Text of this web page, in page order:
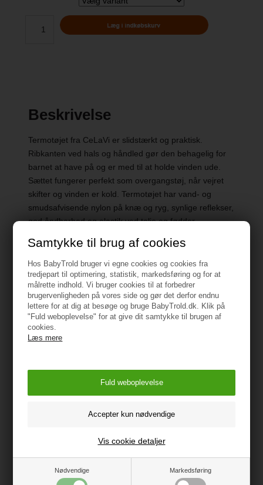
Samtykke til brug af cookies
Hos BabyTrold bruger vi egne cookies og cookies fra
tredjepart til optimering, statistik, markedsføring og for at
målrette indhold. Vi bruger cookies til at forbedrer
brugervenligheden på vores side og gør det derfor endnu
lettere for at dig at besøge og bruge BabyTrold.dk. Klik på
"Fuld weboplevelse" for at give dit samtykke til brugen af
cookies.
Læs mere
Nødvendige Markedsføring
Vis cookie detaljer
Beskrivelse
Termotøjet fra CeLaVi er slidstærkt og praktisk.
Ribkanten ved hals og håndled gør den behagelig for
barnet at have på og er med til at holde vinden ude.
Sættet fungerer perfekt som overgangstøj, når vejret
skifter og vinden er kold. Termotøjet har vand- og
smudsafvisende nylon på knæ og ryg, synlige reflekser,
god åndbarhed og elastik ved talje og fødder.
Specifikationer
Materiale: 100% Poylester
Vaskeanvisning: 40°
Tåler ikke tørretrumbling
Vejledning